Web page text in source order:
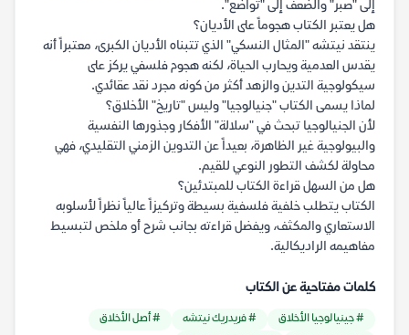
إلى "صبر" والضعف إلى "تواضع".
هل يعتبر الكتاب هجوماً على الأديان؟
ينتقد نيتشه "المثال النسكي" الذي تتبناه الأديان الكبرى، معتبراً أنه
يقدس العدمية ويحارب الحياة، لكنه هجوم فلسفي يركز على
سيكولوجية التدين والزهد أكثر من كونه مجرد نقد عقائدي.
لماذا يسمى الكتاب "جنيالوجيا" وليس "تاريخ" الأخلاق؟
لأن الجنيالوجيا تبحث في "سلالة" الأفكار وجذورها النفسية
والبيولوجية غير الظاهرة، بعيداً عن التدوين الزمني التقليدي، فهي
محاولة لكشف التطور النوعي للقيم.
هل من السهل قراءة الكتاب للمبتدئين؟
الكتاب يتطلب خلفية فلسفية بسيطة وتركيزاً عالياً نظراً لأسلوبه
الاستعاري والمكثف، ويفضل قراءته بجانب شرح أو ملخص لتبسيط
مفاهيمه الراديكالية.
كلمات مفتاحية عن الكتاب
# جينيالوجيا الأخلاق # فريدريك نيتشه
# أصل الأخلاق